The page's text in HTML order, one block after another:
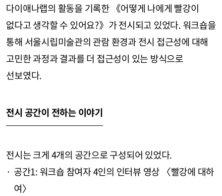
다이애나랩의 활동을 기록한 《어떻게 나에게 빨강이
없다고 생각할 수 있어요?》가 전시되고 있었다. 워크숍을
통해 서울시립미술관의 관람 환경과 전시 접근성에 대해
고민한 과정과 결과를 더 접근성이 있는 방식으로
선보였다.
전시 공간이 전하는 이야기
전시는 크게 4개의 공간으로 구성되어 있었다.
공간1: 워크숍 참여자 4인의 인터뷰 영상 〈빨강에 대하
여〉